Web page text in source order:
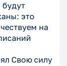
будут
это
на
Свою силу